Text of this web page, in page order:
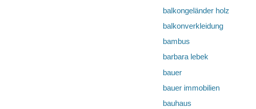
balkongeländer holz
balkonverkleidung
bambus
barbara lebek
bauer
bauer immobilien
bauhaus